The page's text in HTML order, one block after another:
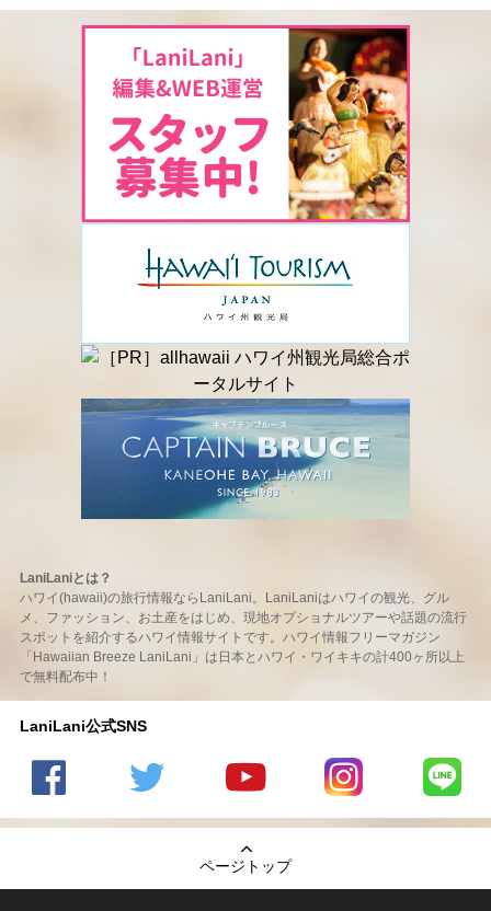
LaniLaniとは？
ハワイ(hawaii)の旅行情報ならLaniLani。LaniLaniはハワイの観光、グル
メ、ファッション、お土産をはじめ、現地オプショナルツアーや話題の流行
スポットを紹介するハワイ情報サイトです。ハワイ情報フリーマガジン
「Hawaiian Breeze LaniLani」は日本とハワイ・ワイキキの計400ヶ所以上
で無料配布中！
LaniLani公式SNS
の
のtwitter
の
Youtube
チャンネ
LaniLani
LaniLani
ページトップ